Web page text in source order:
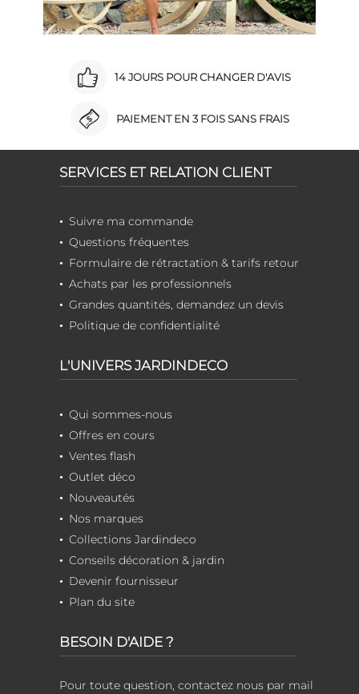
14 JOURS POUR CHANGER D'AVIS
PAIEMENT EN 3 FOIS SANS FRAIS
SERVICES ET RELATION CLIENT
Suivre ma commande
Questions fréquentes
Formulaire de rétractation & tarifs retour
Achats par les professionnels
Grandes quantités, demandez un devis
Politique de confidentialité
L'UNIVERS JARDINDECO
Qui sommes-nous
Offres en cours
Ventes flash
Outlet déco
Nouveautés
Nos marques
Collections Jardindeco
Conseils décoration & jardin
Devenir fournisseur
Plan du site
BESOIN D'AIDE ?
Pour toute question, contactez nous par mail